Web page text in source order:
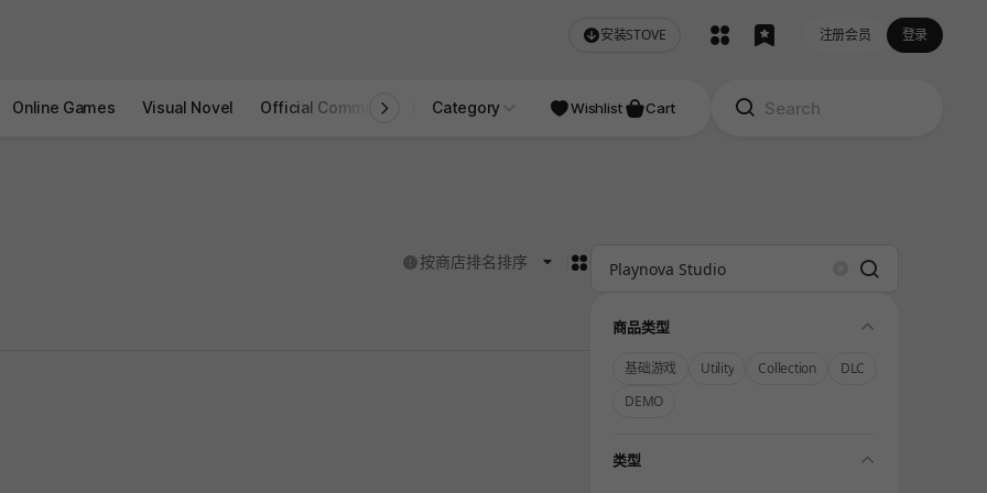
安装STOVE 注册会员 登录
Online Games Visual Novel Official Community STOVE INDIE Studio
Category Wishlist Cart
도움말
按商店排名排序 카드형 ClearSearch
商品类型 folding
基础游戏 Utility Collection
DLC
DEMO
类型 folding